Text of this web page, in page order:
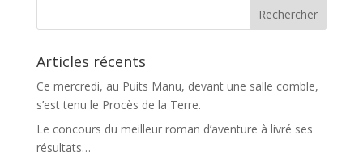
Articles récents
Ce mercredi, au Puits Manu, devant une salle comble,
s’est tenu le Procès de la Terre.
Le concours du meilleur roman d’aventure à livré ses
résultats…